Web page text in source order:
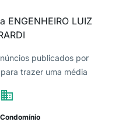
ENGENHEIRO LUIZ
publicados por
trazer uma média
Condomínio